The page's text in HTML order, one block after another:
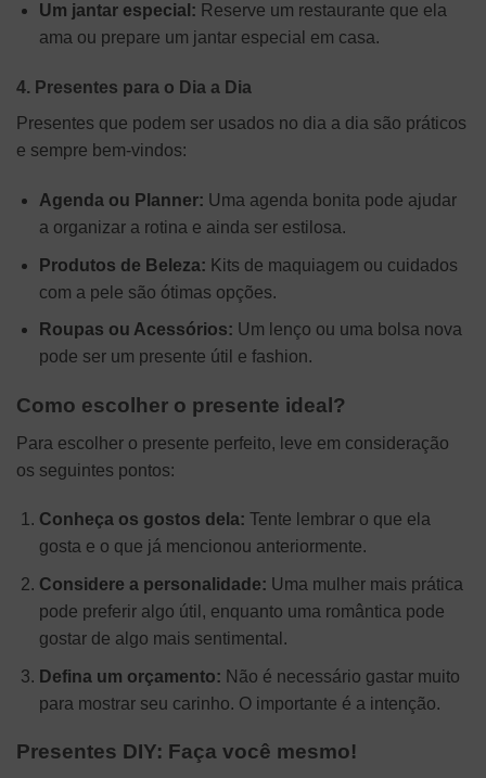
Um jantar especial: Reserve um restaurante que ela
ama ou prepare um jantar especial em casa.
4. Presentes para o Dia a Dia
Presentes que podem ser usados no dia a dia são práticos
e sempre bem-vindos:
Agenda ou Planner: Uma agenda bonita pode ajudar
a organizar a rotina e ainda ser estilosa.
Produtos de Beleza: Kits de maquiagem ou cuidados
com a pele são ótimas opções.
Roupas ou Acessórios: Um lenço ou uma bolsa nova
pode ser um presente útil e fashion.
Como escolher o presente ideal?
Para escolher o presente perfeito, leve em consideração
os seguintes pontos:
Conheça os gostos dela: Tente lembrar o que ela
gosta e o que já mencionou anteriormente.
Considere a personalidade: Uma mulher mais prática
pode preferir algo útil, enquanto uma romântica pode
gostar de algo mais sentimental.
Defina um orçamento: Não é necessário gastar muito
para mostrar seu carinho. O importante é a intenção.
Presentes DIY: Faça você mesmo!